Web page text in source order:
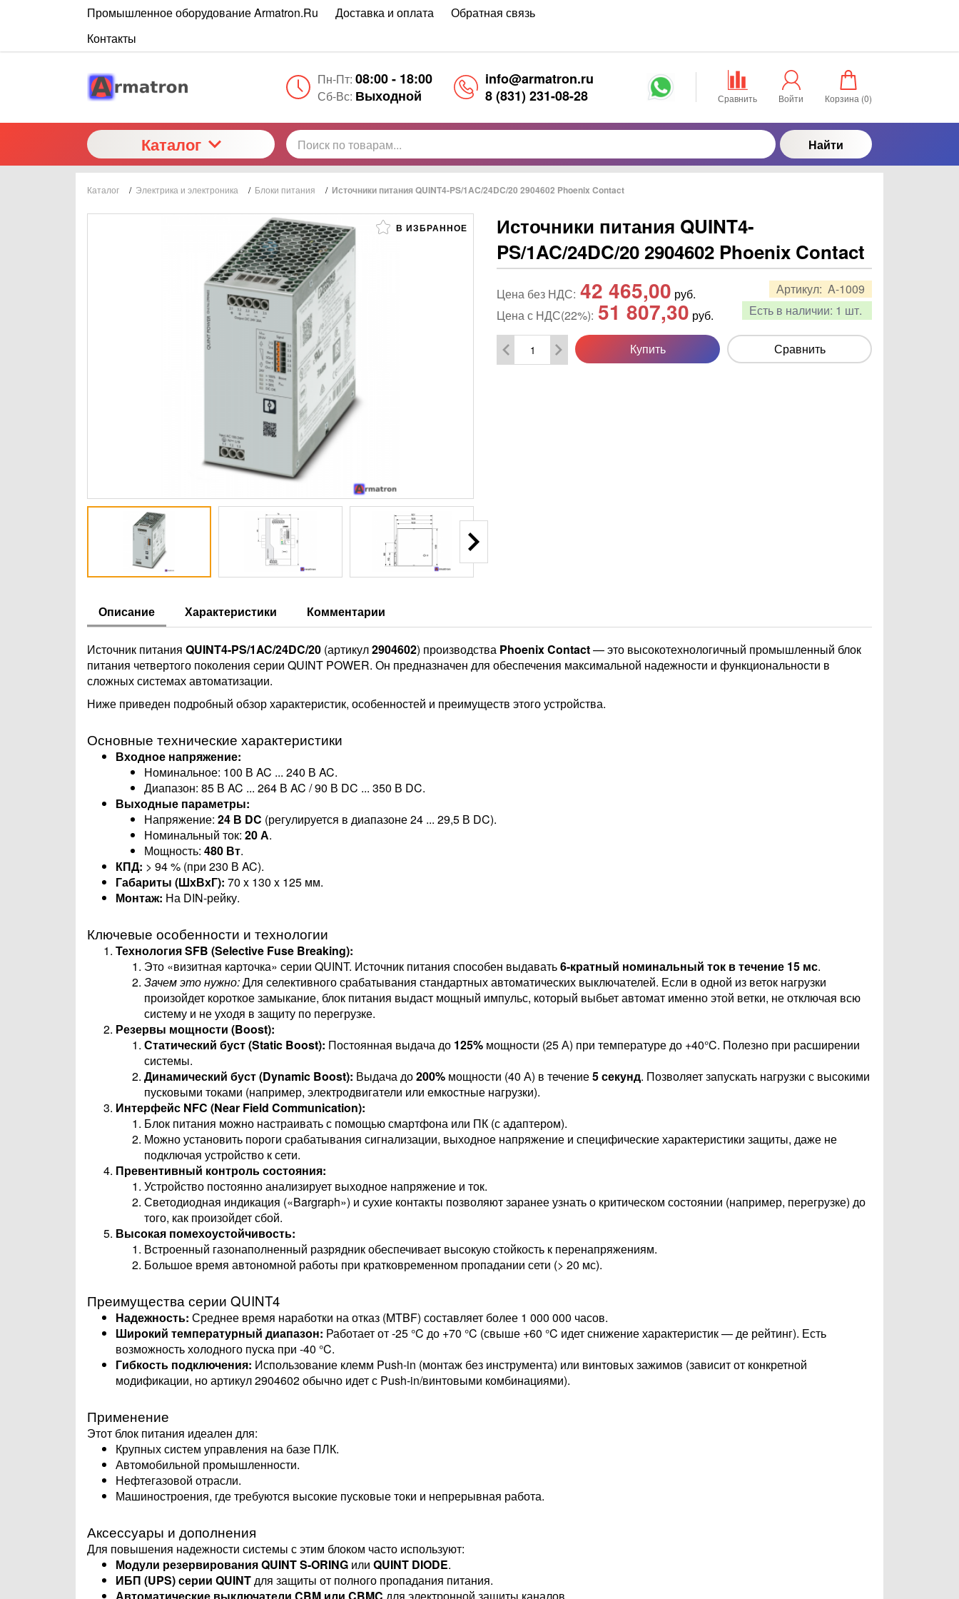
Промышленное оборудование Armatron.Ru Доставка и оплата
Обратная связь
Контакты
Пн-Пт: 08:00 - 18:00
Сб-Вс: Выходной
info@armatron.ru
8 (831) 231-08-28
Сравнить Войти Корзина (0)
Каталог Найти
Каталог / Электрика и электроника / Блоки питания / Источники питания QUINT4-PS/1AC/24DC/20 2904602 Phoenix Contact
В ИЗБРАННОЕ
Источники питания QUINT4-
PS/1AC/24DC/20 2904602 Phoenix Contact
Артикул: A-1009
Есть в наличии: 1 шт.
Цена без НДС: 42 465,00 руб.
Цена с НДС(22%): 51 807,30 руб.
Купить Сравнить
Описание Характеристики Комментарии
Источник питания QUINT4-PS/1AC/24DC/20 (артикул2904602) производства Phoenix Contact— это высокотехнологичный промышленный блок
питания четвертого поколения серии QUINT POWER. Он предназначен для обеспечения максимальной надежности и функциональности в
сложных системах автоматизации.
Ниже приведен подробный обзор характеристик, особенностей и преимуществ этого устройства.
Основные технические характеристики
Входное напряжение:
Номинальное: 100 В AC ... 240 В AC.
Диапазон: 85 В AC ... 264 В AC / 90 В DC ... 350 В DC.
Выходные параметры:
Напряжение: 24 В DC (регулируется в диапазоне 24 ... 29,5 В DC).
Номинальный ток: 20 А.
Мощность: 480 Вт.
КПД: > 94 % (при 230 В AC).
Габариты (ШхВхГ): 70 x 130 x 125 мм.
Монтаж: На DIN-рейку.
Ключевые особенности и технологии
Технология SFB (Selective Fuse Breaking):
Это «визитная карточка» серии QUINT. Источник питания способен выдавать6-кратный номинальный ток в течение 15 мс.
Зачем это нужно:Для селективного срабатывания стандартных автоматических выключателей. Если в одной из веток нагрузки
произойдет короткое замыкание, блок питания выдаст мощный импульс, который выбьет автомат именно этой ветки, не отключая всю
систему и не уходя в защиту по перегрузке.
Резервы мощности (Boost):
Статический буст (Static Boost): Постоянная выдача до 125% мощности (25 А) при температуре до +40°C. Полезно при расширении
системы.
Динамический буст (Dynamic Boost): Выдача до200% мощности (40 А) в течение5 секунд. Позволяет запускать нагрузки с высокими
пусковыми токами (например, электродвигатели или емкостные нагрузки).
Интерфейс NFC (Near Field Communication):
Блок питания можно настраивать с помощью смартфона или ПК (с адаптером).
Можно установить пороги срабатывания сигнализации, выходное напряжение и специфические характеристики защиты, даже не
подключая устройство к сети.
Превентивный контроль состояния:
Устройство постоянно анализирует выходное напряжение и ток.
Светодиодная индикация («Bargraph») и сухие контакты позволяют заранее узнать о критическом состоянии (например, перегрузке) до
того, как произойдет сбой.
Высокая помехоустойчивость:
Встроенный газонаполненный разрядник обеспечивает высокую стойкость к перенапряжениям.
Большое время автономной работы при кратковременном пропадании сети (> 20 мс).
Преимущества серии QUINT4
Надежность: Среднее время наработки на отказ (MTBF) составляет более 1 000 000 часов.
Широкий температурный диапазон: Работает от -25 °C до +70 °C (свыше +60 °C идет снижение характеристик — де рейтинг). Есть
возможность холодного пуска при -40 °C.
Гибкость подключения: Использование клемм Push-in (монтаж без инструмента) или винтовых зажимов (зависит от конкретной
модификации, но артикул 2904602 обычно идет с Push-in/винтовыми комбинациями).
Применение
Этот блок питания идеален для:
Крупных систем управления на базе ПЛК.
Автомобильной промышленности.
Нефтегазовой отрасли.
Машиностроения, где требуются высокие пусковые токи и непрерывная работа.
Аксессуары и дополнения
Для повышения надежности системы с этим блоком часто используют:
Модули резервирования QUINT S-ORING или QUINT DIODE.
ИБП (UPS) серии QUINTдля защиты от полного пропадания питания.